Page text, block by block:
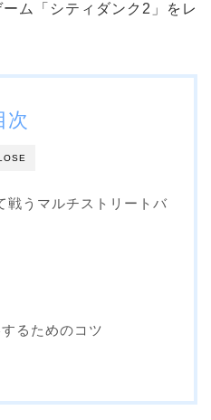
ム「シティダンク2」をレ
次
戦うマルチストリートバ
るためのコツ